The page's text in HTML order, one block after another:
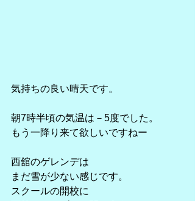
気持ちの良い晴天です。
朝7時半頃の気温は－5度でした。
もう一降り来て欲しいですねー
西舘のゲレンデは
まだ雪が少ない感じです。
スクールの開校に